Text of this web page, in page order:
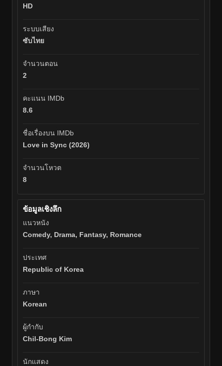
HD
ระบบเสียง
ซับไทย
จำนวนตอน
2
คะแนน IMDb
8.6
ชื่อเรื่องบน IMDb
Love in Sync (2026)
จำนวนโหวต
8
ข้อมูลเชิงลึก
แนวหนัง
Comedy, Drama, Fantasy, Romance
ประเทศ
Republic of Korea
ภาษา
Korean
ผู้กำกับ
Chil-Bong Kim
นักแสดง